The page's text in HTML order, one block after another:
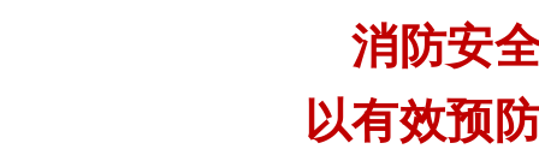
消防安
以有效预